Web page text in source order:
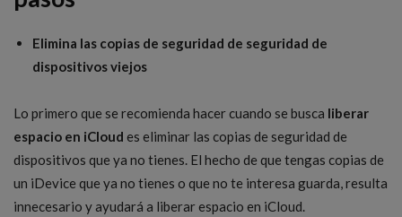
Elimina las copias de seguridad de seguridad de
dispositivos viejos
Lo primero que se recomienda hacer cuando se busca liberar
espacio en iCloud es eliminar las copias de seguridad de
dispositivos que ya no tienes. El hecho de que tengas copias de
un iDevice que ya no tienes o que no te interesa guarda, resulta
innecesario y ayudará a liberar espacio en iCloud.